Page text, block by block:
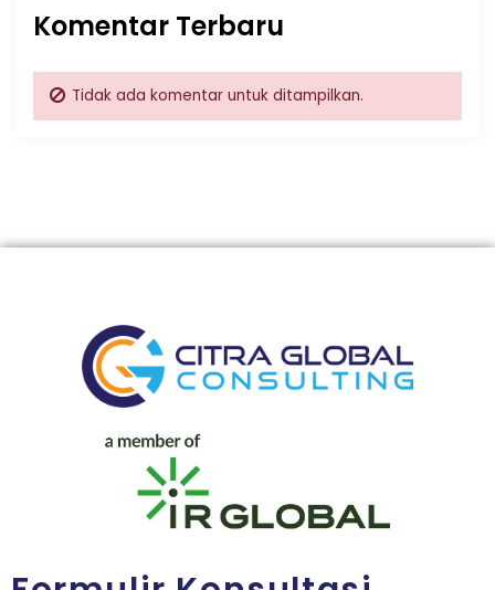
Komentar Terbaru
Tidak ada komentar untuk ditampilkan.